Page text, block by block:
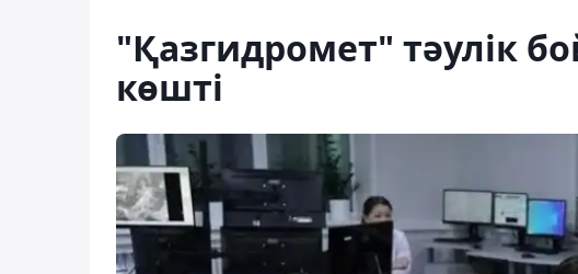
"Қазгидромет" тәулік
көшті